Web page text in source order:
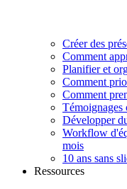
Créer des
Comment
Planifier et
Comment
Comment
Témoignages
Développer
Workflow
mois
10 ans sans
Ressources